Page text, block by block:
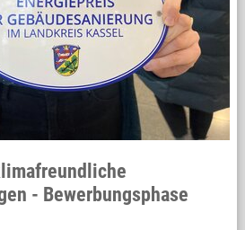
- Bewerbungsphase